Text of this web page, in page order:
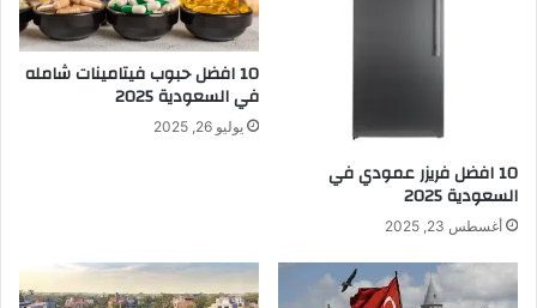
10 افضل فريزر عمودي​ في
السعودية​ 2025
أغسطس 23, 2025
10 افضل حبوب فيتامينات شامله​
في السعودية 2025
يوليو 26, 2025